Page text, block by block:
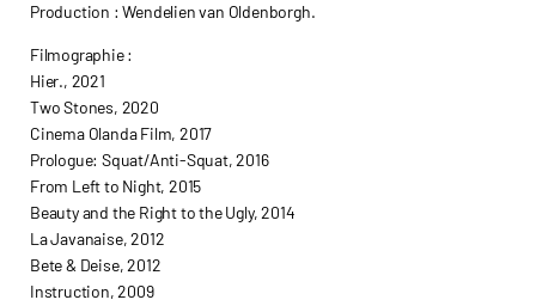
Production : Wendelien van Oldenborgh.
Filmographie :
Hier., 2021
Two Stones, 2020
Cinema Olanda Film, 2017
Prologue: Squat/Anti-Squat, 2016
From Left to Night, 2015
Beauty and the Right to the Ugly, 2014
La Javanaise, 2012
Bete & Deise, 2012
Instruction, 2009